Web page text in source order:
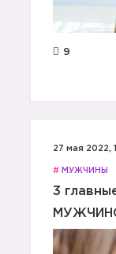
9
27 мая 2022,
# МУЖЧИНЫ
3